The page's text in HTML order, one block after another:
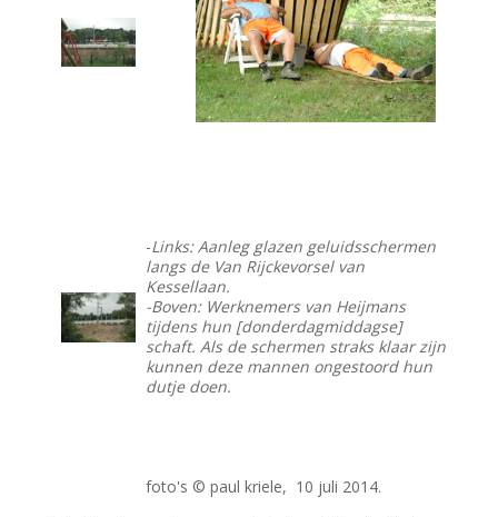
-Links: Aanleg glazen geluidsschermen
langs de Van Rijckevorsel van
Kessellaan.
-Boven: Werknemers van Heijmans
tijdens hun [donderdagmiddagse]
schaft. Als de schermen straks klaar zijn
kunnen deze mannen ongestoord hun
dutje doen.
foto's © paul kriele, 10 juli 2014.